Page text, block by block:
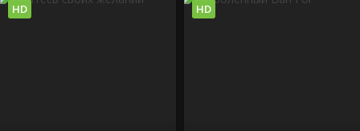
HD HD